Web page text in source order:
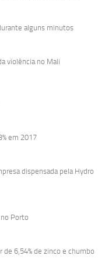
alguns minutos
violência no Mali
em 2017
dispensada pela Hydro
Porto
6,54% de zinco e chumbo